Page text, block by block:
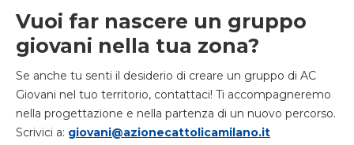
Vuoi far nascere un gruppo
giovani nella tua zona?
Se anche tu senti il desiderio di creare un gruppo di AC
Giovani nel tuo territorio, contattaci! Ti accompagneremo
nella progettazione e nella partenza di un nuovo percorso.
Scrivici a: giovani@azionecattolicamilano.it